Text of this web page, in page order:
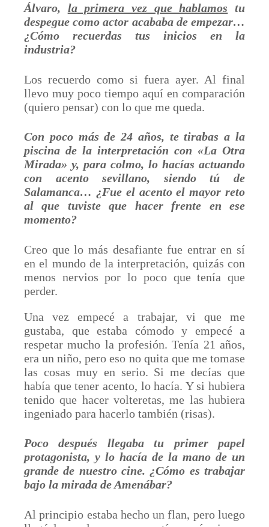
Álvaro, la primera vez que hablamos tu
despegue como actor acababa de empezar…
¿Cómo recuerdas tus inicios en la
industria?
Los recuerdo como si fuera ayer. Al final
llevo muy poco tiempo aquí en comparación
(quiero pensar) con lo que me queda.
Con poco más de 24 años, te tirabas a la
piscina de la interpretación con «La Otra
Mirada» y, para colmo, lo hacías actuando
con acento sevillano, siendo tú de
Salamanca… ¿Fue el acento el mayor reto
al que tuviste que hacer frente en ese
momento?
Creo que lo más desafiante fue entrar en sí
en el mundo de la interpretación, quizás con
menos nervios por lo poco que tenía que
perder.
Una vez empecé a trabajar, vi que me
gustaba, que estaba cómodo y empecé a
respetar mucho la profesión. Tenía 21 años,
era un niño, pero eso no quita que me tomase
las cosas muy en serio. Si me decías que
había que tener acento, lo hacía. Y si hubiera
tenido que hacer volteretas, me las hubiera
ingeniado para hacerlo también (risas).
Poco después llegaba tu primer papel
protagonista, y lo hacía de la mano de un
grande de nuestro cine. ¿Cómo es trabajar
bajo la mirada de Amenábar?
Al principio estaba hecho un flan, pero luego